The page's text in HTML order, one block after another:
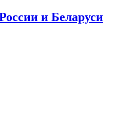
и Беларуси